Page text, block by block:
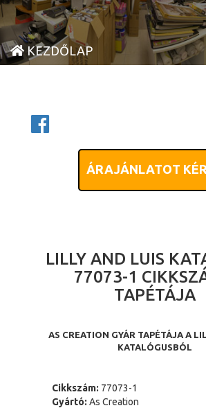
KEZDŐLAP
ÁRAJÁNLATOT
LILLY AND LUIS
77073-1
TAPÉTÁJA
AS CREATION GYÁR TAPÉTÁJA A
KATALÓGUSBÓL
Cikkszám: 77073-1
Gyártó: As Creation